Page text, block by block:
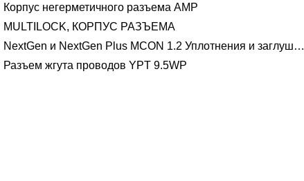
Корпус негерметичного разъема AMP
MULTILOCK, КОРПУС РАЗЪЕМА
NextGen и NextGen Plus MCON 1.2 Уплотнения и заглушки
для полостей с одинарной проволокой с замком-копьем
Разъем жгута проводов YPT 9.5WP